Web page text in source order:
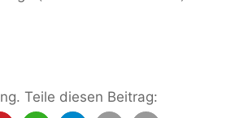
Teile diesen Beitrag: